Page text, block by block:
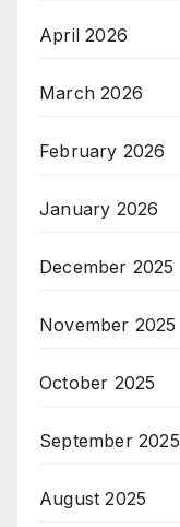
April 2026
March 2026
February 2026
January 2026
December 2025
November 2025
October 2025
September 2025
August 2025